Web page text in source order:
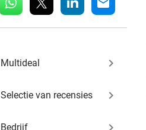
mail
Multideal keyboard_arrow_right
Selectie van recensies keyboard_arrow_right
Bedrijf